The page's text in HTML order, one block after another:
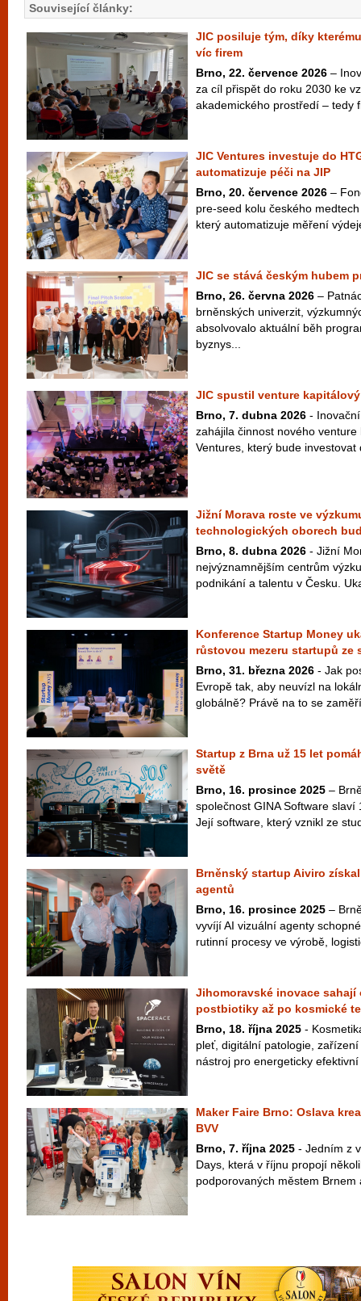
Související články:
JIC posiluje tým, díky
víc firem
Brno, 22. července 2026 –
za cíl přispět do roku 2030 ke
akademického prostředí – tedy
JIC Ventures investuje do
automatizuje péči na JIP
Brno, 20. července 2026 –
pre-seed kolu českého
který automatizuje měření
JIC se stává českým hubem
Brno, 26. června 2026 –
brněnských univerzit,
absolvovalo aktuální běh
byznys...
JIC spustil venture
Brno, 7. dubna 2026 -
zahájila činnost nového
Ventures, který bude investovat
Jižní Morava roste ve
technologických oborech
Brno, 8. dubna 2026 - Jižní
nejvýznamnějším centrům
podnikání a talentu v Česku.
Konference Startup Money
růstovou mezeru startupů ze
Brno, 31. března 2026 - Jak
Evropě tak, aby neuvízl na
globálně? Právě na to se
Startup z Brna už 15 let
světě
Brno, 16. prosince 2025 –
společnost GINA Software
Její software, který vznikl ze
Brněnský startup Aiviro
agentů
Brno, 16. prosince 2025 –
vyvíjí AI vizuální agenty
rutinní procesy ve výrobě,
Jihomoravské inovace sahají
postbiotiky až po kosmické
Brno, 18. října 2025 -
pleť, digitální patologie,
nástroj pro energeticky efektivní
Maker Faire Brno: Oslava
BVV
Brno, 7. října 2025 - Jedním z
Days, která v říjnu propojí
podporovaných městem Brnem